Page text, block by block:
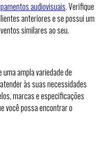
audiovisuais. Verifique
anteriores e se possui um
similares ao seu.
ampla variedade de
às suas necessidades
marcas e especificações
você possa encontrar o